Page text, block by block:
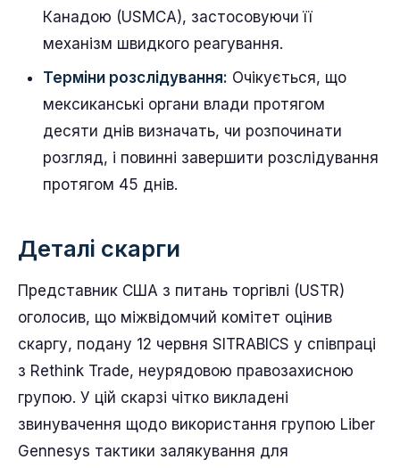
Канадою (USMCA), застосовуючи її
механізм швидкого реагування.
Терміни розслідування: Очікується, що
мексиканські органи влади протягом
десяти днів визначать, чи розпочинати
розгляд, і повинні завершити розслідування
протягом 45 днів.
Деталі скарги
Представник США з питань торгівлі (USTR)
оголосив, що міжвідомчий комітет оцінив
скаргу, подану 12 червня SITRABICS у співпраці
з Rethink Trade, неурядовою правозахисною
групою. У цій скарзі чітко викладені
звинувачення щодо використання групою Liber
Gennesys тактики залякування для